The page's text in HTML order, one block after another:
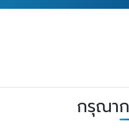
กรุณา